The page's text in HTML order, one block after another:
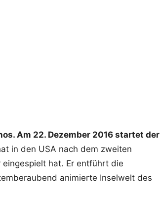
Am 22. Dezember 2016 startet der
in den USA nach dem zweiten
hat. Er entführt die
animierte Inselwelt des